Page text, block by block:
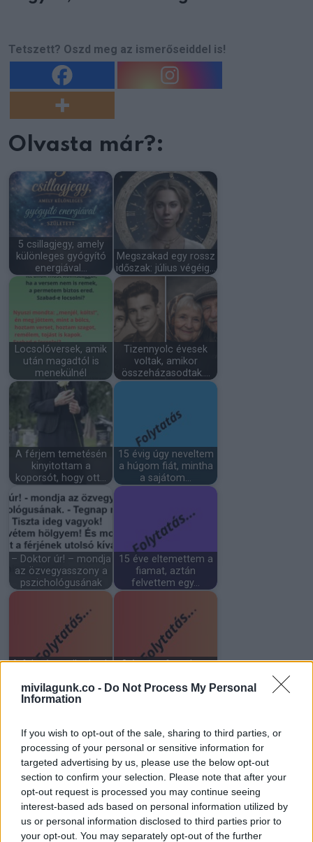
mivilagunk.co - Do Not Process My Personal
Information
If you wish to opt-out of the sale, sharing to third parties, or
processing of your personal or sensitive information for
targeted advertising by us, please use the below opt-out
section to confirm your selection. Please note that after your
opt-out request is processed you may continue seeing
interest-based ads based on personal information utilized by
us or personal information disclosed to third parties prior to
your opt-out. You may separately opt-out of the further
Tetszett? Oszd meg az ismerőseiddel is!
Olvasta már?:
5 csillagjegy, amely
különleges gyógyító
energiával…
Megszakad egy rossz
időszak: július végéig…
Locsolóversek, amik
után magadtól is
menekülnél
Tizennyolc évesek
voltak, amikor
összeházasodtak.…
A férjem temetésén
kinyitottam a
koporsót, hogy ott…
15 évig úgy neveltem
a húgom fiát, mintha
a sajátom…
– Doktor úr! – mondja
az özvegyasszony a
pszichológusának
15 éve eltemettem a
fiamat, aztán
felvettem egy…
A feleségem ikreknek
teljesen…
3 évesen fogadtam
halálos…
A férjem arra kért,
hogy aludjak a
garázsban, amíg…
Felesége teljesen
összetört Diogo Jota
temetésén,…